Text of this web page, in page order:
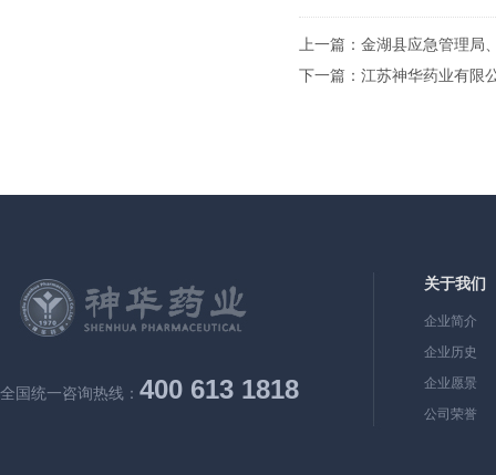
上一篇： 金湖县应急管理局
下一篇： 江苏神华药业有限
全国统一咨询热线： 400 613 1818
关于我们
企业简介
企业历史
企业愿景
公司荣誉